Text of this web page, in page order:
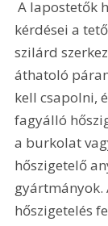
A lapostetők hő-, páratechnikai szigetelésének
kérdései a
szilárd
áthatoló
kell csapolni,
fagyálló
a burkolat
hőszigetelő
gyártmányok.
hőszigetelés